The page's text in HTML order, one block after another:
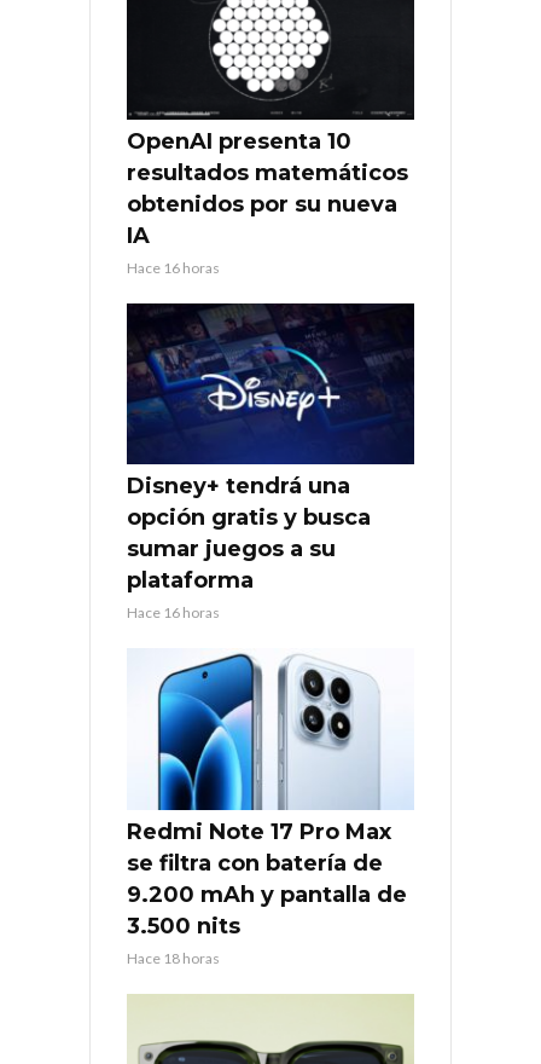
OpenAI presenta 10
resultados matemáticos
obtenidos por su nueva
IA
Hace 16 horas
Disney+ tendrá una
opción gratis y busca
sumar juegos a su
plataforma
Hace 16 horas
Redmi Note 17 Pro Max
se filtra con batería de
9.200 mAh y pantalla de
3.500 nits
Hace 18 horas